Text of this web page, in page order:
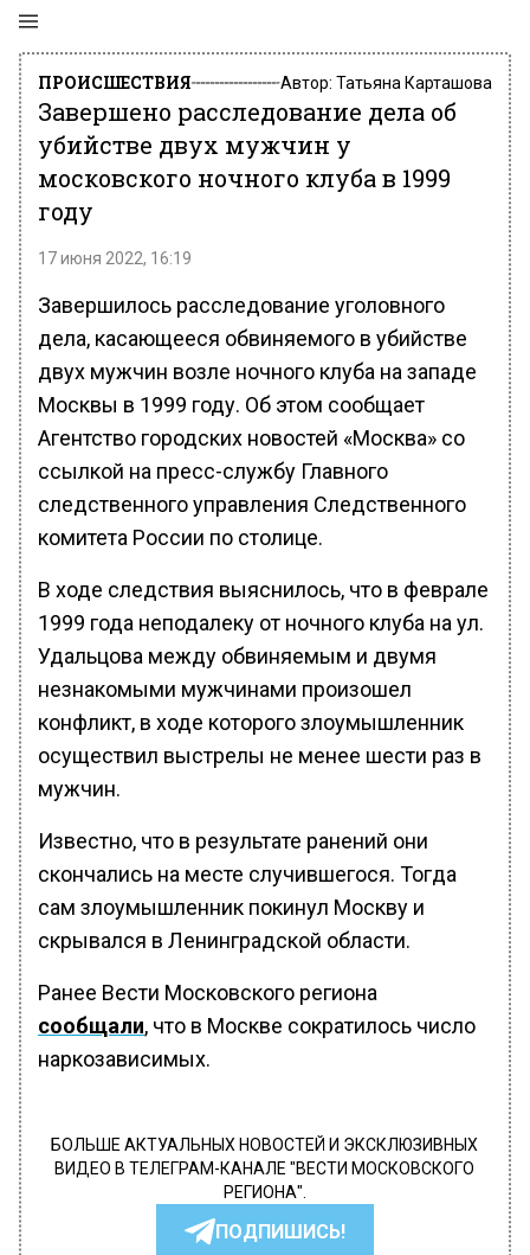
ПРОИСШЕСТВИЯ Автор: Татьяна Карташова
Завершено расследование дела об
убийстве двух мужчин у
московского ночного клуба в 1999
году
17 июня 2022, 16:19
Завершилось расследование уголовного
дела, касающееся обвиняемого в убийстве
двух мужчин возле ночного клуба на западе
Москвы в 1999 году. Об этом сообщает
Агентство городских новостей «Москва» со
ссылкой на пресс-службу Главного
следственного управления Следственного
комитета России по столице.
В ходе следствия выяснилось, что в феврале
1999 года неподалеку от ночного клуба на ул.
Удальцова между обвиняемым и двумя
незнакомыми мужчинами произошел
конфликт, в ходе которого злоумышленник
осуществил выстрелы не менее шести раз в
мужчин.
Известно, что в результате ранений они
скончались на месте случившегося. Тогда
сам злоумышленник покинул Москву и
скрывался в Ленинградской области.
Ранее Вести Московского региона
сообщали, что в Москве сократилось число
наркозависимых.
БОЛЬШЕ АКТУАЛЬНЫХ НОВОСТЕЙ И ЭКСКЛЮЗИВНЫХ
ВИДЕО В ТЕЛЕГРАМ-КАНАЛЕ "ВЕСТИ МОСКОВСКОГО
РЕГИОНА".
ПОДПИШИСЬ!